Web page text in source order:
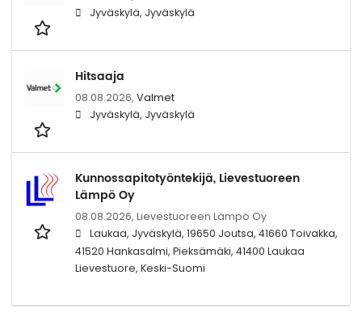
Jyväskylä, Jyväskylä
Hitsaaja
08.08.2026, Valmet
Jyväskylä, Jyväskylä
Kunnossapitotyöntekijä, Lievestuoreen
Lämpö Oy
08.08.2026, Lievestuoreen Lämpö Oy
Laukaa, Jyväskylä, 19650 Joutsa, 41660 Toivakka,
41520 Hankasalmi, Pieksämäki, 41400 Laukaa
Lievestuore, Keski-Suomi